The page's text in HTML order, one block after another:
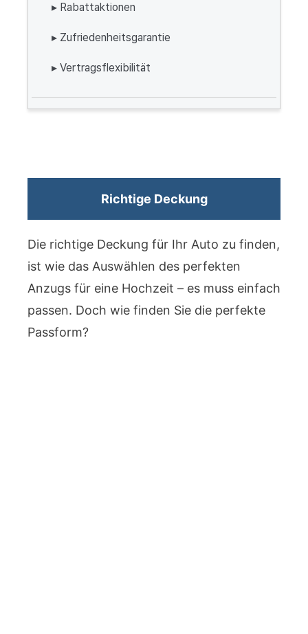
▸ Rabattaktionen
▸ Zufriedenheitsgarantie
▸ Vertragsflexibilität
Richtige Deckung
Die richtige Deckung für Ihr Auto zu finden,
ist wie das Auswählen des perfekten
Anzugs für eine Hochzeit – es muss einfach
passen. Doch wie finden Sie die perfekte
Passform?